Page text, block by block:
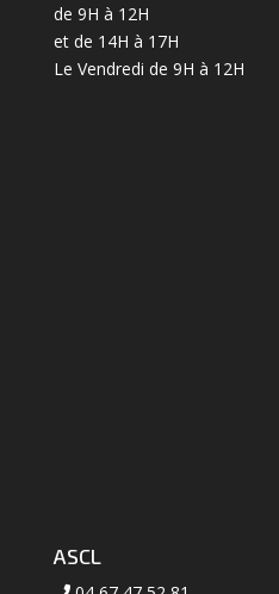
de 9H à 12H
et de 14H à 17H
Le Vendredi de 9H à 12H
ASCL